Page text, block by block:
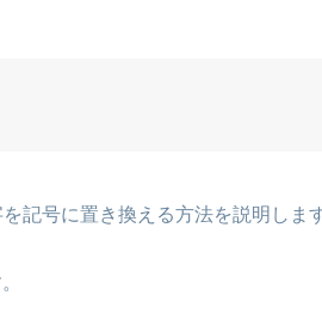
記号に置き換える方法を説明します